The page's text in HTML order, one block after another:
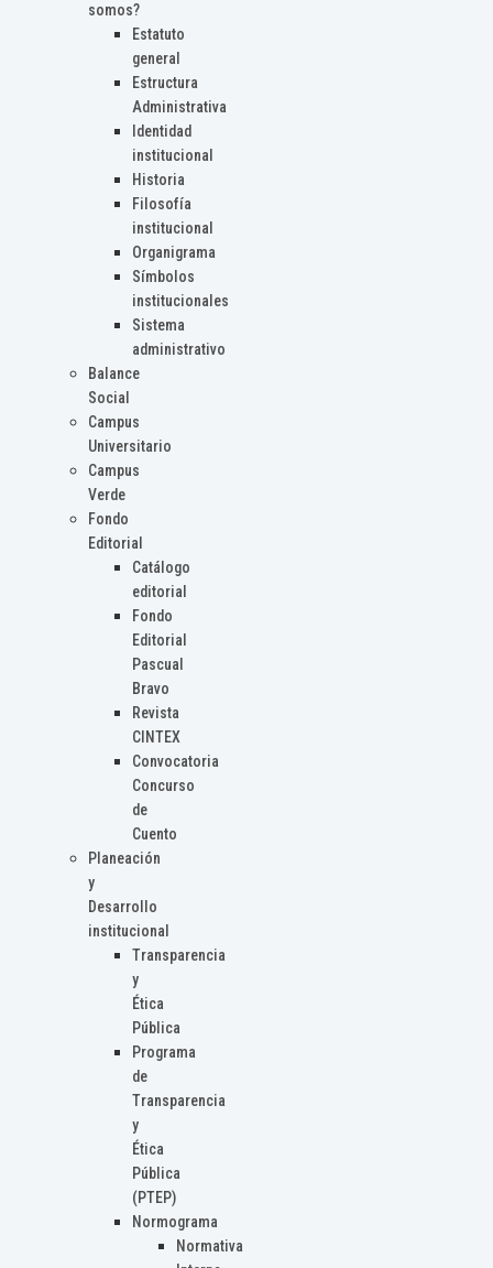
somos?
Estatuto
general
Estructura
Administrativa
Identidad
institucional
Historia
Filosofía
institucional
Organigrama
Símbolos
institucionales
Sistema
administrativo
Balance
Social
Campus
Universitario
Campus
Verde
Fondo
Editorial
Catálogo
editorial
Fondo
Editorial
Pascual
Bravo
Revista
CINTEX
Convocatoria
Concurso
de
Cuento
Planeación
y
Desarrollo
institucional
Transparencia
y
Ética
Pública
Programa
de
Transparencia
y
Ética
Pública
(PTEP)
Normograma
Normativa